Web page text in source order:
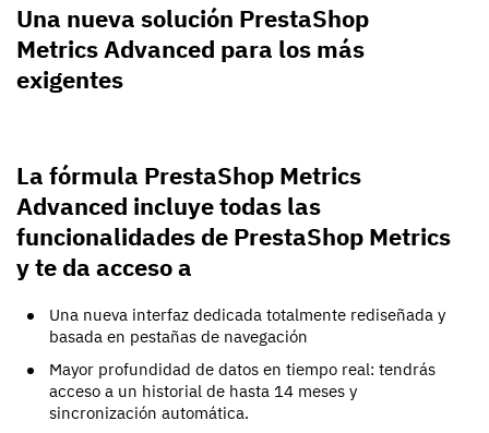
Una nueva solución PrestaShop
Metrics Advanced para los más
exigentes
La fórmula PrestaShop Metrics
Advanced incluye todas las
funcionalidades de PrestaShop Metrics
y te da acceso a
Una nueva interfaz dedicada totalmente rediseñada y
basada en pestañas de navegación
Mayor profundidad de datos en tiempo real: tendrás
acceso a un historial de hasta 14 meses y
sincronización automática.